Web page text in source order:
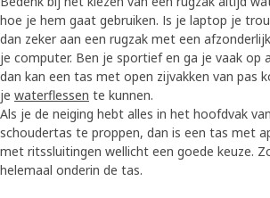
hoe je hem gaat gebruiken. Is je laptop je
dan zeker aan een rugzak met een
je computer. Ben je sportief en ga je vaak op
dan kan een tas met open zijvakken van pas
je waterflessen te kunnen.
Als je de neiging hebt alles in het hoofdvak
schoudertas te proppen, dan is een tas met
met ritssluitingen wellicht een goede keuze.
helemaal onderin de tas.